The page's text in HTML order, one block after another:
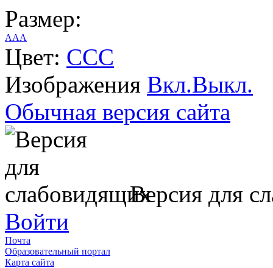
Размер:
AAA
Цвет: CCC
Изображения Вкл.Выкл.
Обычная версия сайта
Версия для
Войти
Почта
Образовательный портал
Карта сайта